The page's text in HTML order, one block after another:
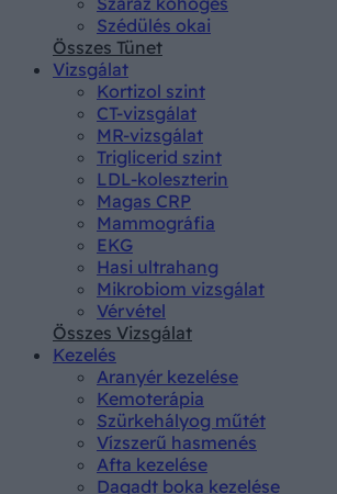
Szédülés okai
Összes Tünet
Vizsgálat
Kortizol szint
CT-vizsgálat
MR-vizsgálat
Triglicerid szint
LDL-koleszterin
Magas CRP
Mammográfia
EKG
Hasi ultrahang
Mikrobiom vizsgálat
Vérvétel
Összes Vizsgálat
Kezelés
Aranyér kezelése
Kemoterápia
Szürkehályog műtét
Vízszerű hasmenés
Afta kezelése
Dagadt boka kezelése